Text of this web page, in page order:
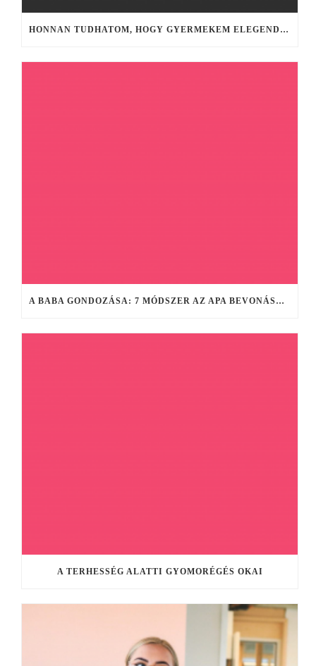
HONNAN TUDHATOM, HOGY GYERMEKEM ELEGENDŐ ANYATEJET FOGYASZT?
A BABA GONDOZÁSA: 7 MÓDSZER AZ APA BEVONÁSÁRA
A TERHESSÉG ALATTI GYOMORÉGÉS OKAI